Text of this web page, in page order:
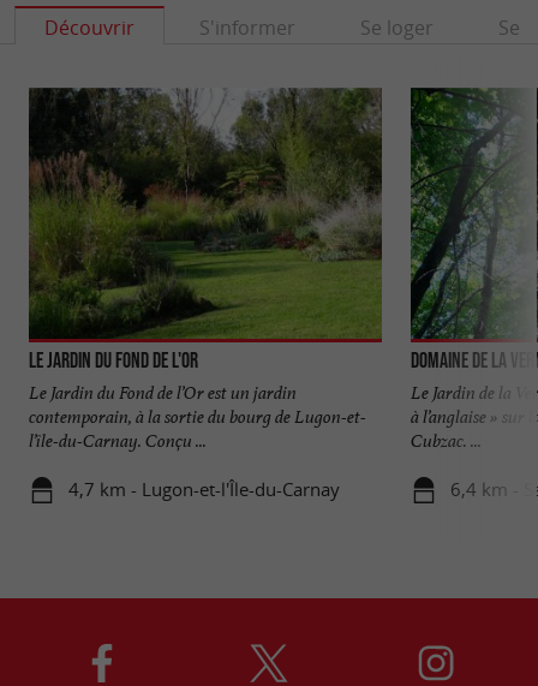
Découvrir S'informer Se loger Se
Le Jardin du Fond de l'Or
Le Jardin du Fond de l’Or est un jardin
contemporain, à la sortie du bourg de Lugon-et-
l’île-du-Carnay. Conçu ...
4,7 km - Lugon-et-l'Île-du-Carnay
Domaine de la
Le Jardin de la
à l’anglaise » sur
Cubzac. ...
6,4 km -